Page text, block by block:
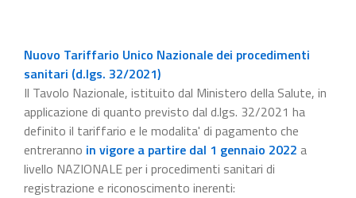
Nuovo Tariffario Unico Nazionale dei procedimenti
sanitari (d.lgs. 32/2021)
Il Tavolo Nazionale, istituito dal Ministero della Salute, in
applicazione di quanto previsto dal d.lgs. 32/2021 ha
definito il tariffario e le modalita' di pagamento che
entreranno in vigore a partire dal 1 gennaio 2022 a
livello NAZIONALE per i procedimenti sanitari di
registrazione e riconoscimento inerenti: